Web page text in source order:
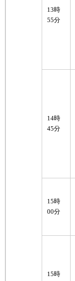
13時
55分
14時
45分
15時
00分
15時